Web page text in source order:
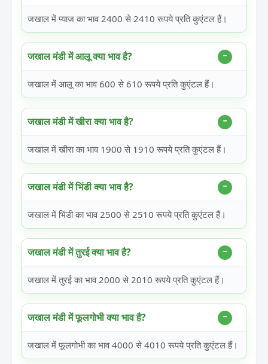
जखाल में प्याज का भाव 2400 से 2410 रूपये प्रति कुएंटल हैं।
जखाल मंडी में आलू क्या भाव है?
जखाल में आलू का भाव 600 से 610 रूपये प्रति कुएंटल हैं।
जखाल मंडी में खीरा क्या भाव है?
जखाल में खीरा का भाव 1900 से 1910 रूपये प्रति कुएंटल हैं।
जखाल मंडी में भिंडी क्या भाव है?
जखाल में भिंडी का भाव 2500 से 2510 रूपये प्रति कुएंटल हैं।
जखाल मंडी में तुरई क्या भाव है?
जखाल में तुरई का भाव 2000 से 2010 रूपये प्रति कुएंटल हैं।
जखाल मंडी में फूलगोभी क्या भाव है?
जखाल में फूलगोभी का भाव 4000 से 4010 रूपये प्रति कुएंटल हैं।